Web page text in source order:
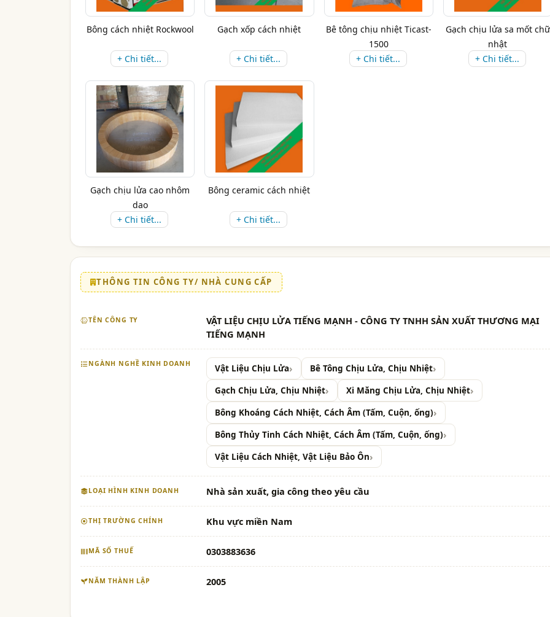
Bông cách nhiệt Rockwool
+ Chi tiết...
Gạch xốp cách nhiệt
+ Chi tiết...
Bê tông chịu nhiệt Ticast-
1500
+ Chi tiết...
Gạch chịu lửa sa mốt chữ
nhật
+ Chi tiết...
Gạch chịu lửa cao nhôm
dao
+ Chi tiết...
Bông ceramic cách nhiệt
+ Chi tiết...
THÔNG TIN CÔNG TY/ NHÀ CUNG CẤP
TÊN CÔNG TY
VẬT LIỆU CHỊU LỬA TIẾNG MẠNH - CÔNG TY TNHH SẢN XUẤT THƯƠNG MẠI
TIẾNG MẠNH
NGÀNH NGHỀ KINH DOANH Vật Liệu Chịu Lửa
Bê Tông Chịu Lửa, Chịu Nhiệt
Gạch Chịu Lửa, Chịu Nhiệt
Xi Măng Chịu Lửa, Chịu Nhiệt
Bông Khoáng Cách Nhiệt, Cách Âm (Tấm, Cuộn, ống)
Bông Thủy Tinh Cách Nhiệt, Cách Âm (Tấm, Cuộn, ống)
Vật Liệu Cách Nhiệt, Vật Liệu Bảo Ôn
LOẠI HÌNH KINH DOANH Nhà sản xuất, gia công theo yêu cầu
THỊ TRƯỜNG CHÍNH Khu vực miền Nam
MÃ SỐ THUẾ 0303883636
NĂM THÀNH LẬP 2005